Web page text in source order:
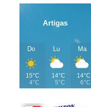
Artigas
Do
15°C
4°C
Lu
14°C
5°C
Ma
14°C
6°C